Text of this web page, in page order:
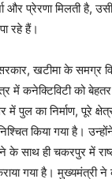
और प्रेरणा मिलती है,
रहे हैं।
खटीमा के समग्र
में कनेक्टिविटी को
में पुल का निर्माण, पूरे
किया गया है।
के साथ ही चकरपुर में
गया है। मुख्यमंत्री